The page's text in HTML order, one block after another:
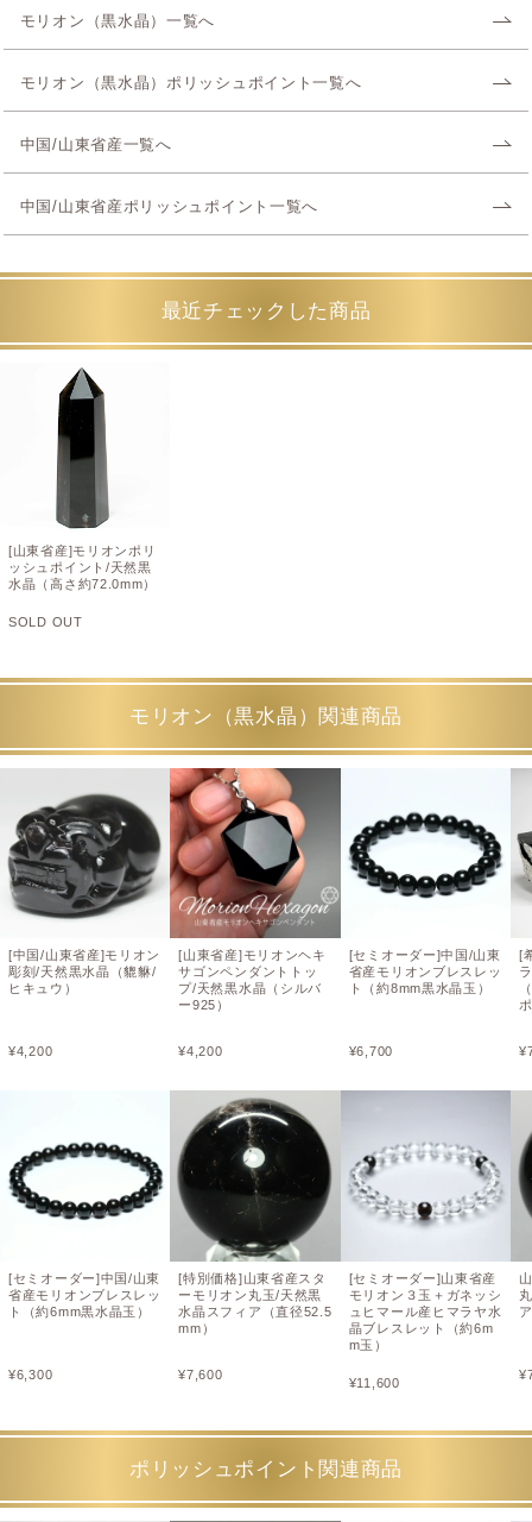
モリオン（黒水晶）一覧へ
モリオン（黒水晶）ポリッシュポイント一覧へ
中国/山東省産一覧へ
中国/山東省産ポリッシュポイント一覧へ
最近チェックした商品
[山東省産]モリオンポリ
ッシュポイント/天然黒
水晶（高さ約72.0mm）
SOLD OUT
モリオン（黒水晶）関連商品
[中国/山東省産]モリオン
彫刻/天然黒水晶（貔貅/
ヒキュウ）
¥4,200
[セミオーダー]中国/山東
省産モリオンブレスレッ
ト（約6mm黒水晶玉）
¥6,300
[山東省産]モリオンヘキ
サゴンペンダントトッ
プ/天然黒水晶（シルバ
ー925）
¥4,200
[特別価格]山東省産スタ
ーモリオン丸玉/天然黒
水晶スフィア（直径52.5
mm）
¥7,600
[セミオーダー]中国/山東
省産モリオンブレスレッ
ト（約8mm黒水晶玉）
¥6,700
[セミオーダー]山東省産
モリオン３玉＋ガネッシ
ュヒマール産ヒマラヤ水
晶ブレスレット（約6m
m玉）
¥11,600
[
¥
¥
ポリッシュポイント関連商品